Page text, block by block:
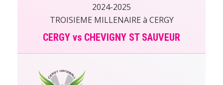
2024-2025
TROISIEME MILLENAIRE à CERGY
CERGY vs CHEVIGNY ST SAUVEUR